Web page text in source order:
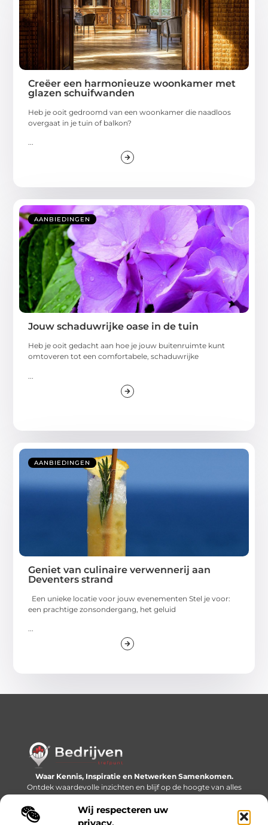
Wij respecteren uw
privacy.
Creëer een harmonieuze woonkamer met
glazen schuifwanden
Heb je ooit gedroomd van een woonkamer die naadloos
overgaat in je tuin of balkon?
...
AANBIEDINGEN
Jouw schaduwrijke oase in de tuin
Heb je ooit gedacht aan hoe je jouw buitenruimte kunt
omtoveren tot een comfortabele, schaduwrijke
AANBIEDINGEN
Geniet van culinaire verwennerij aan
Deventers strand
Een unieke locatie voor jouw evenementen Stel je voor:
een prachtige zonsondergang, het geluid
Waar Kennis, Inspiratie en Netwerken Samenkomen.
Ontdek waardevolle inzichten en blijf op de hoogte van alles
wat er speelt in de wereld.
Bericht categorie